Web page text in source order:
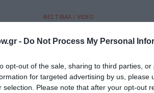
- Do Not Process My Personal
opt-out of the sale, sharing to third parties,
for targeted advertising by us, please
selection. Please note that after your opt-out
ΦΕΣΤΙΒΑΛ / VIDEO
Culturenow.gr
Ο Ηλίας
μοναδικού φεστιβάλ